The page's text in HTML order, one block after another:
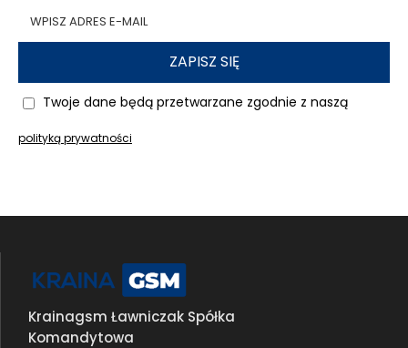
ZAPISZ SIĘ
Twoje dane będą przetwarzane zgodnie z naszą
polityką prywatności
Krainagsm Ławniczak Spółka
Komandytowa